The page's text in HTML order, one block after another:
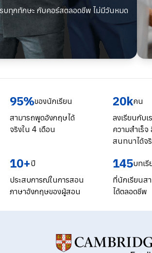
บทุกทักษะ กับคอร์สตลอดชีพ ไม่มีวันหมด
95%ของนักเรียน
สามารถพูดอังกฤษได้
จริงใน 4 เดือน
20kคน
ลงเรียนกับเ
ความสำเร็จ
สนทนาได้จ
10+ปี
ประสบการณ์ในการสอน
ภาษาอังกฤษของผู้สอน
145บทเรี
ที่นักเรียนส
ได้ตลอดชีพ